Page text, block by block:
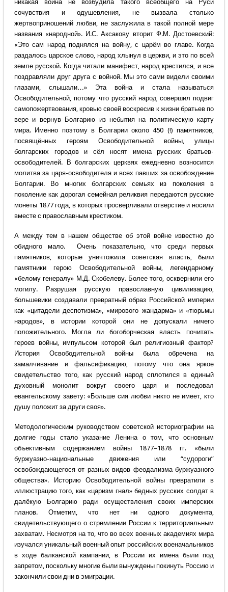
никакая война не возбудила такого всеобщего на Руси
сочувствия и одушевления, не вызвала столько
жертвоприношений любви, не заслужила в такой полной мере
названия «народной». И.С. Аксакову вторит Ф.М. Достоевский:
«Это сам народ поднялся на войну, с царём во главе. Когда
раздалось царское слово, народ хлынул в церкви, и это по всей
земле русской. Когда читали манифест, народ крестился, и все
поздравляли друг друга с войной. Мы это сами видели своими
глазами, слышали…» Эта война и стала называться
Освободительной, потому что русский народ совершил подвиг
самопожертвования, кровью своей воскресив к жизни братьев по
вере и вернув Болгарию из небытия на политическую карту
мира. Именно поэтому в Болгарии около 450 (!) памятников,
посвящённых героям Освободительной войны, улицы
болгарских городов и сёл носят имена русских братьев-
освободителей. В болгарских церквях ежедневно возносится
молитва за царя-освободителя и всех павших за освобождение
Болгарии. Во многих болгарских семьях из поколения в
поколение как дорогая семейная реликвия передаются русские
монеты 1877 года, в которых просверливали отверстие и носили
вместе с православным крестиком.
А между тем в нашем обществе об этой войне известно до
обидного мало. Очень показательно, что среди первых
памятников, которые уничтожила советская власть, были
памятники герою Освободительной войны, легендарному
«белому генералу» М.Д. Скобелеву. Более того, осквернили его
могилу. Разрушая русскую православную цивилизацию,
большевики создавали превратный образ Российской империи
как «цитадели деспотизма», «мирового жандарма» и «тюрьмы
народов», в истории которой они не допускали ничего
положительного. Могла ли богоборческая власть почитать
героев войны, импульсом которой был религиозный фактор?
История Освободительной войны была обречена на
замалчивание и фальсификацию, потому что она яркое
свидетельство того, как русский народ сплотился в единый
духовный монолит вокруг своего царя и последовал
евангельскому завету: «Больше сия любви никто не имеет, кто
душу положит за други своя».
Методологическим руководством советской историографии на
долгие годы стало указание Ленина о том, что основным
объективным содержанием войны 1877–1878 гг. «были
буржуазно-национальные движения или “судороги”
освобождающегося от разных видов феодализма буржуазного
общества». Историю Освободительной войны превратили в
иллюстрацию того, как «царизм гнал» бедных русских солдат в
далёкую Болгарию ради осуществления своих имперских
планов. Отметим, что нет ни одного документа,
свидетельствующего о стремлении России к территориальным
захватам. Несмотря на то, что во всех военных академиях мира
изучался уникальный военный опыт российских военачальников
в ходе балканской кампании, в России их имена были под
запретом, поскольку многие были вынуждены покинуть Россию и
закончили свои дни в эмиграции.